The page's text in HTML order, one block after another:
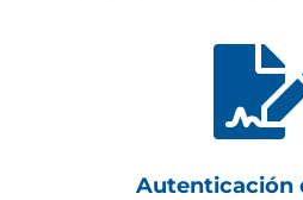
Autenticación